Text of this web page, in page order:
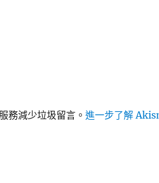
務減少垃圾留言。進一步了解